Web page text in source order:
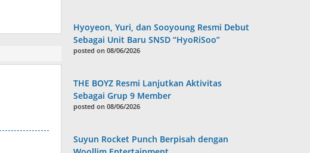
Hyoyeon, Yuri, dan Sooyoung Resmi Debut
Sebagai Unit Baru SNSD “HyoRiSoo”
posted on 08/06/2026
THE BOYZ Resmi Lanjutkan Aktivitas
Sebagai Grup 9 Member
posted on 08/06/2026
Suyun Rocket Punch Berpisah dengan